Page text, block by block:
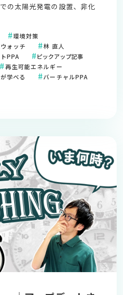
の太陽光発電の設置、非化
環境対策
ォッチ
林 直人
PPA
ピックアップ記事
再生可能エネルギー
学べる
バーチャルPPA